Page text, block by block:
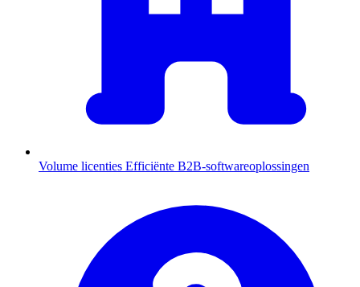
Volume licenties Efficiënte B2B-softwareoplossingen